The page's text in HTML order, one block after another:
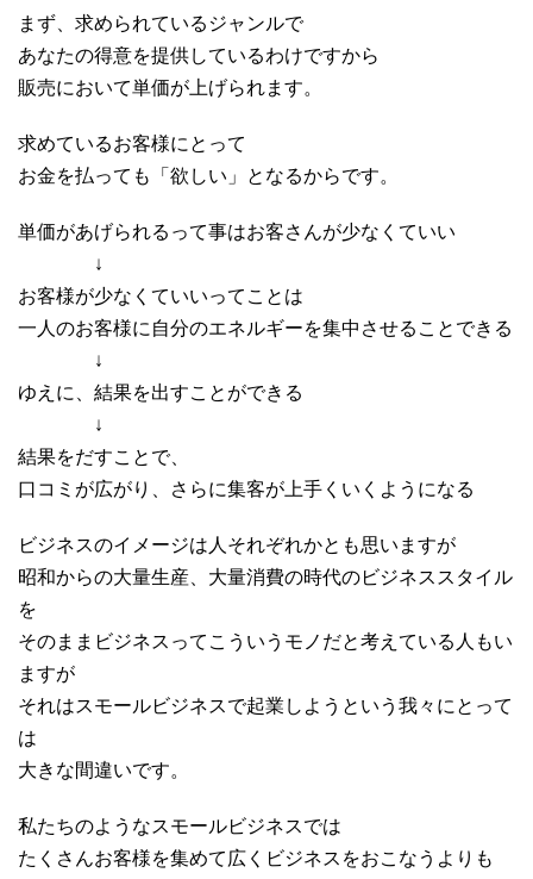
まず、求められているジャンルで
あなたの得意を提供しているわけですから
販売において単価が上げられます。
求めているお客様にとって
お金を払っても「欲しい」となるからです。
単価があげられるって事はお客さんが少なくていい
↓
お客様が少なくていいってことは
一人のお客様に自分のエネルギーを集中させることできる
↓
ゆえに、結果を出すことができる
↓
結果をだすことで、
口コミが広がり、さらに集客が上手くいくようになる
ビジネスのイメージは人それぞれかとも思いますが
昭和からの大量生産、大量消費の時代のビジネススタイル
を
そのままビジネスってこういうモノだと考えている人もい
ますが
それはスモールビジネスで起業しようという我々にとって
は
大きな間違いです。
私たちのようなスモールビジネスでは
たくさんお客様を集めて広くビジネスをおこなうよりも